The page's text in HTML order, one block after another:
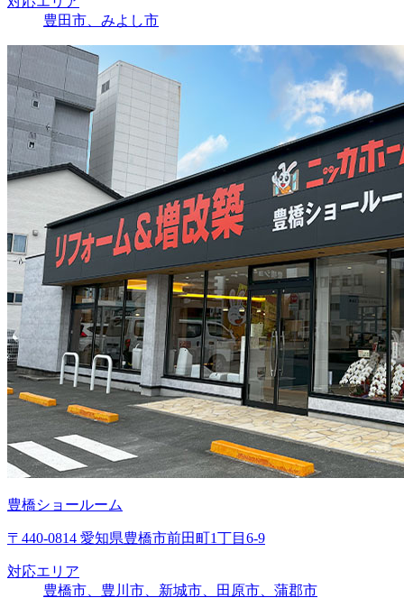
豊田市、みよし市
豊橋ショールーム
〒440-0814 愛知県豊橋市前田町1丁目6-9
対応エリア
豊橋市、豊川市、新城市、田原市、蒲郡市